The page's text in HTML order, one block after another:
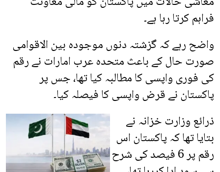
فراہم کرتا رہا ہے۔
واضح رہے کہ گزشتہ دنوں موجودہ بین الاقوامی
صورت حال کے باعث متحدہ عرب امارات نے رقم
کی فوری واپسی کا مطالبہ کیا تھا، جس پر
پاکستان نے قرض واپسی کا فیصلہ کیا۔
ذرائع وزارت خزانہ نے
بتایا تھا کہ پاکستان اس
رقم پر 6 فیصد کی شرح